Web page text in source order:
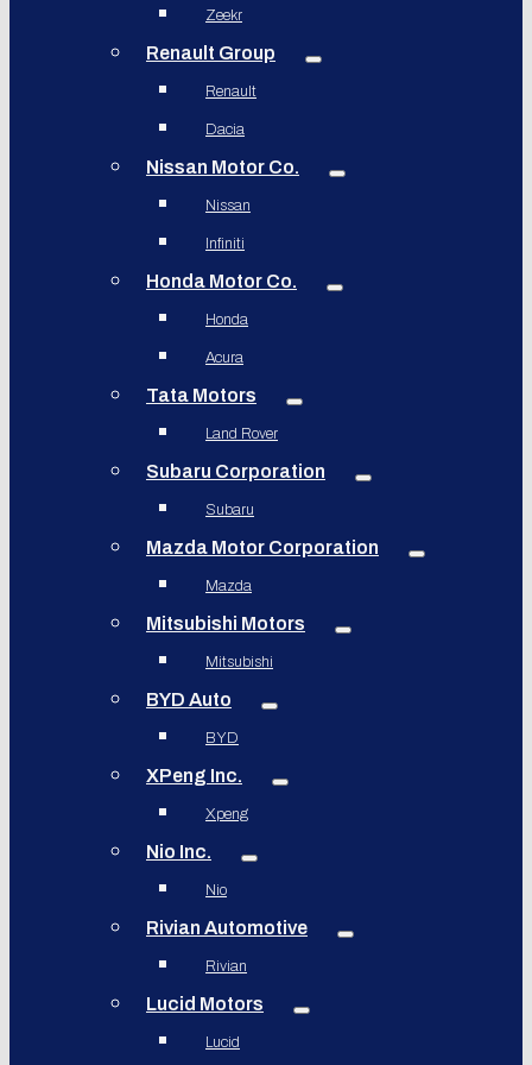
Zeekr
Renault Group
Renault
Dacia
Nissan Motor Co.
Nissan
Infiniti
Honda Motor Co.
Honda
Acura
Tata Motors
Land Rover
Subaru Corporation
Subaru
Mazda Motor Corporation
Mazda
Mitsubishi Motors
Mitsubishi
BYD Auto
BYD
XPeng Inc.
Xpeng
Nio Inc.
Nio
Rivian Automotive
Rivian
Lucid Motors
Lucid